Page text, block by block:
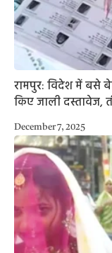
रामपुर: विदेश में बसे
किए जाली दस्तावेज,
December 7, 2025